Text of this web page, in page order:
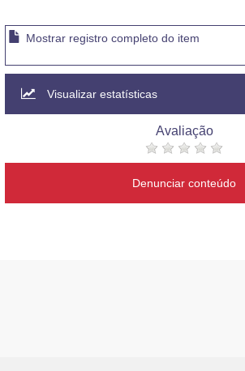
Mostrar registro completo do item
Visualizar estatísticas
Avaliação
Denunciar conteúdo